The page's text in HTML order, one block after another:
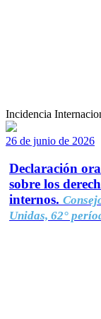
Incidencia
26 de junio de 2026
Declaración
sobre los
internos.
Unidas, 62°